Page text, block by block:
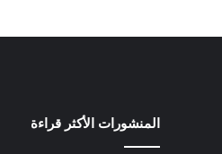
المنشورات الأكثر قراءة